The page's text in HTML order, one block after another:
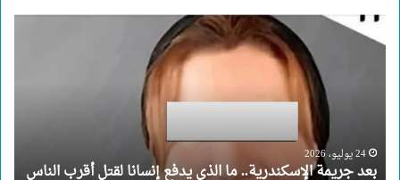
بعد
جريمة
لقتل
أقرب
24 يوليو، 2026
بعد جريمة الإسكندرية.. ما الذي يدفع إنسانا لقتل أقرب الناس